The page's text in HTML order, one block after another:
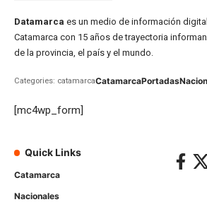
Datamarca es un medio de información
Catamarca con 15 años de trayectoria
de la provincia, el país y el mundo.
Categories: catamarcaCatamarcaPortadas
[mc4wp_form]
Quick Links
Catamarca
Nacionales